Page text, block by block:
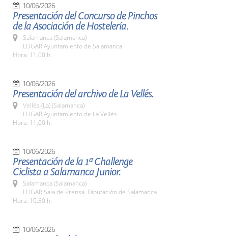
10/06/2026
Presentación del Concurso de Pinchos
de la Asociación de Hostelería.
Salamanca (Salamanca)
LUGAR Ayuntamiento de Salamanca.
Hora: 11,00 h.
10/06/2026
Presentación del archivo de La Vellés.
Vellés (La) (Salamanca)
LUGAR Ayuntamiento de La Vellés
Hora: 11,00 h.
10/06/2026
Presentación de la 1ª Challenge
Ciclista a Salamanca Junior.
Salamanca (Salamanca)
LUGAR Sala de Prensa. Diputación de Salamanca
Hora: 10:30 h.
10/06/2026